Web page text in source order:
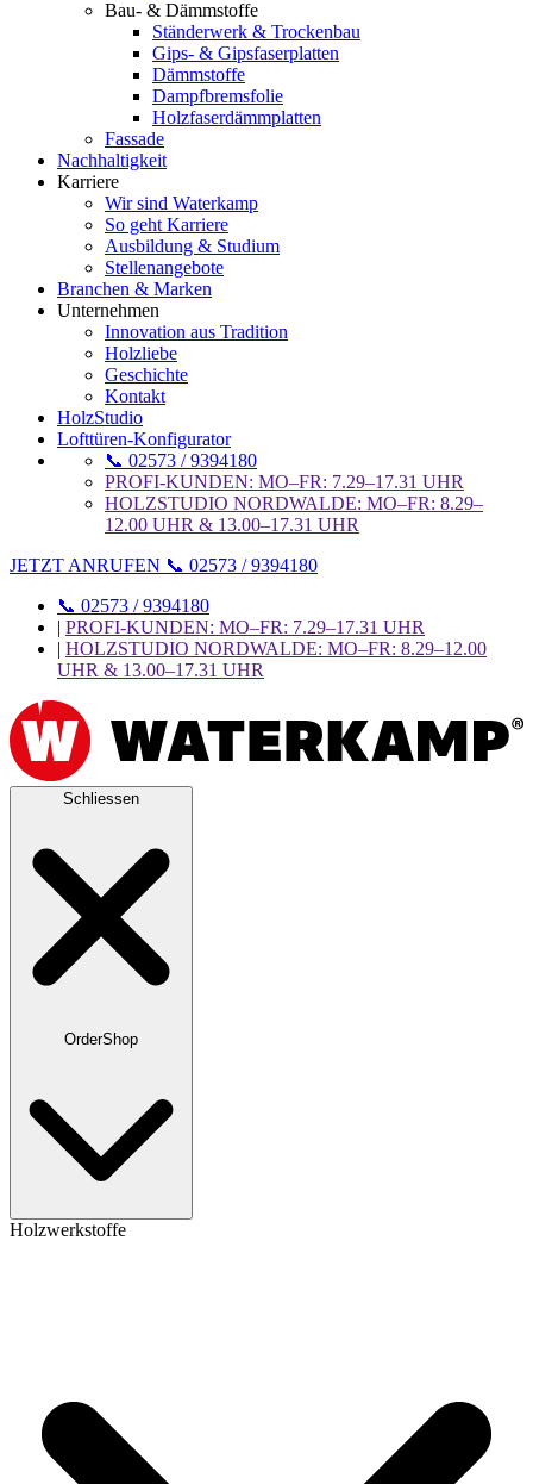
Bau- & Dämmstoffe
Ständerwerk & Trockenbau
Gips- & Gipsfaserplatten
Dämmstoffe
Dampfbremsfolie
Holzfaserdämmplatten
Fassade
Nachhaltigkeit
Karriere
Wir sind Waterkamp
So geht Karriere
Ausbildung & Studium
Stellenangebote
Branchen & Marken
Unternehmen
Innovation aus Tradition
Holzliebe
Geschichte
Kontakt
HolzStudio
Lofttüren-Konfigurator
📞 02573 / 9394180
PROFI-KUNDEN: MO–FR: 7.29–17.31 UHR
HOLZSTUDIO NORDWALDE: MO–FR: 8.29–
12.00 UHR & 13.00–17.31 UHR
JETZT ANRUFEN 📞 02573 / 9394180
📞 02573 / 9394180
| PROFI-KUNDEN: MO–FR: 7.29–17.31 UHR
| HOLZSTUDIO NORDWALDE: MO–FR: 8.29–12.00
UHR & 13.00–17.31 UHR
Schliessen
OrderShop
Holzwerkstoffe